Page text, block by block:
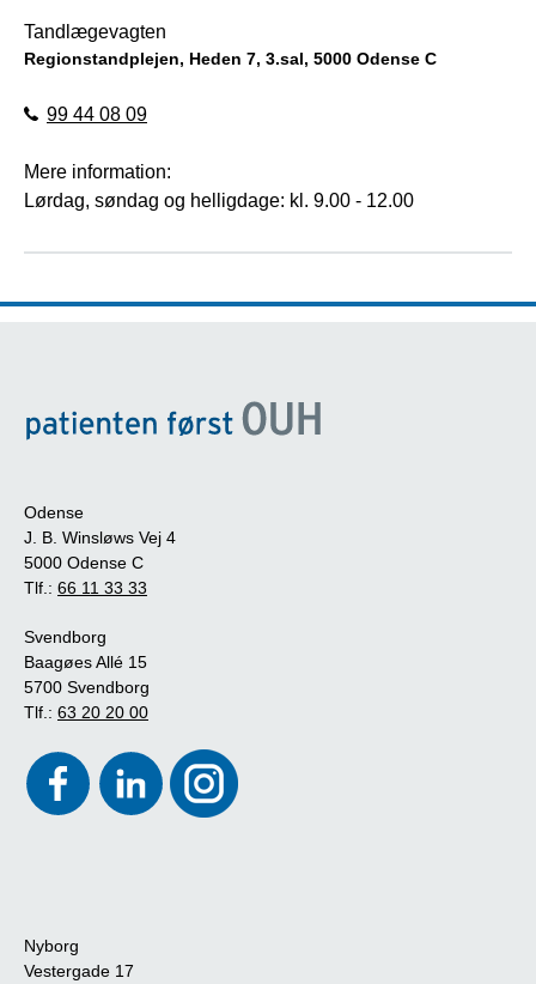
Tandlægevagten
Regionstandplejen, Heden 7, 3.sal, 5000 Odense C
99 44 08 09
Mere information:
Lørdag, søndag og helligdage: kl. 9.00 - 12.00
Odense
J. B. Winsløws Vej 4
5000 Odense C
Tlf.: 66 11 33 33
Svendborg
Baagøes Allé 15
5700 Svendborg
Tlf.: 63 20 20 00
Nyborg
Vestergade 17